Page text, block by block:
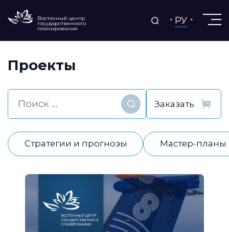
Восточный центр
государственного
планирования
РУ
Проекты
Найти
Стратегии и прогнозы Мастер-планы